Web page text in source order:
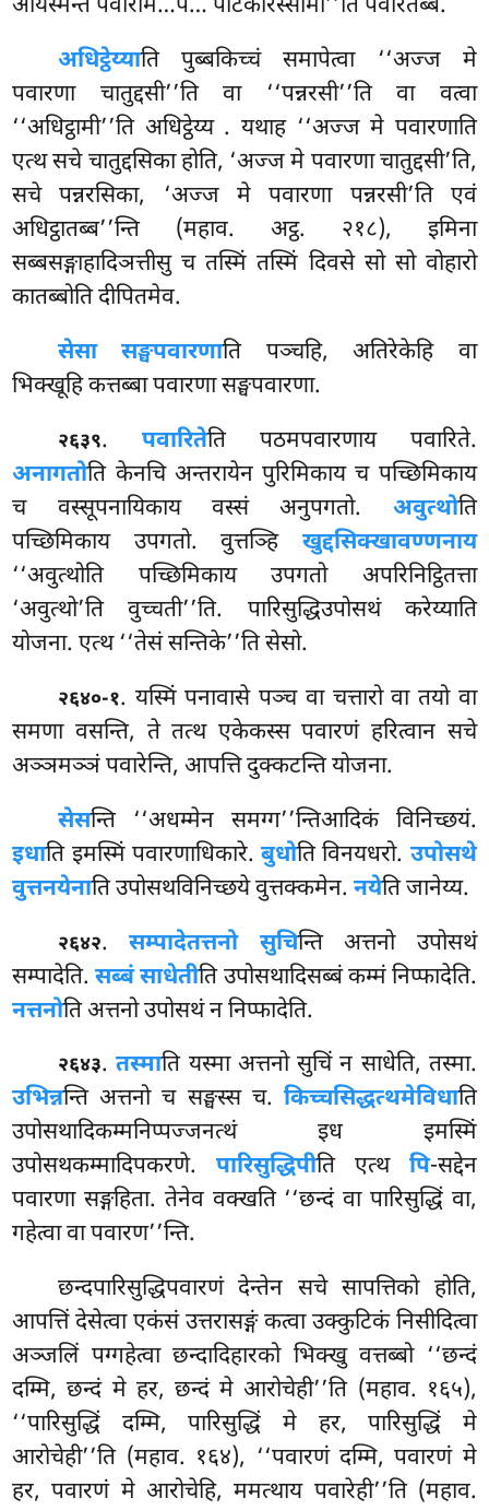
आयस्मन्तं पवारेमि…पे… पटिकरिस्सामी’’ति पवारेतब्बं.
अधिट्ठेय्याति पुब्बकिच्चं समापेत्वा ‘‘अज्ज मे
पवारणा चातुद्दसी’’ति वा ‘‘पन्नरसी’’ति वा वत्वा
‘‘अधिट्ठामी’’ति अधिट्ठेय्य . यथाह ‘‘अज्ज मे पवारणाति
एत्थ सचे चातुद्दसिका होति, ‘अज्ज मे पवारणा चातुद्दसी’ति,
सचे पन्नरसिका, ‘अज्ज मे पवारणा पन्नरसी’ति एवं
अधिट्ठातब्ब’’न्ति (महाव. अट्ठ. २१८), इमिना
सब्बसङ्गाहादिञत्तीसु च तस्मिं तस्मिं दिवसे सो सो वोहारो
कातब्बोति दीपितमेव.
सेसा सङ्घपवारणाति पञ्चहि, अतिरेकेहि वा
भिक्खूहि कत्तब्बा पवारणा सङ्घपवारणा.
२६३९. पवारितेति पठमपवारणाय पवारिते.
अनागतोति केनचि अन्तरायेन पुरिमिकाय च पच्छिमिकाय
च वस्सूपनायिकाय वस्सं अनुपगतो. अवुत्थोति
पच्छिमिकाय उपगतो. वुत्तञ्हि खुद्दसिक्खावण्णनाय
‘‘अवुत्थोति पच्छिमिकाय उपगतो अपरिनिट्ठितत्ता
‘अवुत्थो’ति वुच्चती’’ति. पारिसुद्धिउपोसथं करेय्याति
योजना. एत्थ ‘‘तेसं सन्तिके’’ति सेसो.
२६४०-१. यस्मिंपनावासे पञ्च वा चत्तारो वा तयो वा
समणा वसन्ति, ते तत्थ एकेकस्स पवारणं हरित्वान सचे
अञ्ञमञ्ञं पवारेन्ति, आपत्ति दुक्कटन्ति योजना.
सेसन्ति ‘‘अधम्मेन समग्ग’’न्तिआदिकं विनिच्छयं.
इधाति इमस्मिं पवारणाधिकारे.बुधोति विनयधरो. उपोसथे
वुत्तनयेनाति उपोसथविनिच्छये वुत्तक्कमेन.नयेति जानेय्य.
२६४२.सम्पादेतत्तनो सुचिन्ति अत्तनो उपोसथं
सम्पादेति.सब्बं साधेतीति उपोसथादिसब्बं कम्मं निप्फादेति.
नत्तनोति अत्तनो उपोसथं न निप्फादेति.
२६४३.तस्माति यस्मा अत्तनो सुचिं न साधेति, तस्मा.
उभिन्नन्ति अत्तनो च सङ्घस्स च. किच्चसिद्धत्थमेविधाति
उपोसथादिकम्मनिप्पज्जनत्थं इध इमस्मिं
उपोसथकम्मादिपकरणे.पारिसुद्धिपीति एत्थ पि-सद्देन
पवारणा सङ्गहिता. तेनेव वक्खति ‘‘छन्दं वा पारिसुद्धिं वा,
गहेत्वा वा पवारण’’न्ति.
छन्दपारिसुद्धिपवारणं देन्तेन सचे सापत्तिको होति,
आपत्तिं देसेत्वा एकंसं उत्तरासङ्गं कत्वा उक्कुटिकं निसीदित्वा
अञ्जलिं पग्गहेत्वा छन्दादिहारको भिक्खु वत्तब्बो ‘‘छन्दं
दम्मि, छन्दं मे हर, छन्दं मे आरोचेही’’ति (महाव. १६५),
‘‘पारिसुद्धिं दम्मि, पारिसुद्धिं मे हर, पारिसुद्धिं मे
आरोचेही’’ति (महाव. १६४), ‘‘पवारणं दम्मि, पवारणं मे
हर, पवारणं मे आरोचेहि, ममत्थाय पवारेही’’ति (महाव.